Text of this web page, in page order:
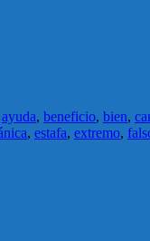
ayuda, beneficio, bien,
, estafa, extremo,